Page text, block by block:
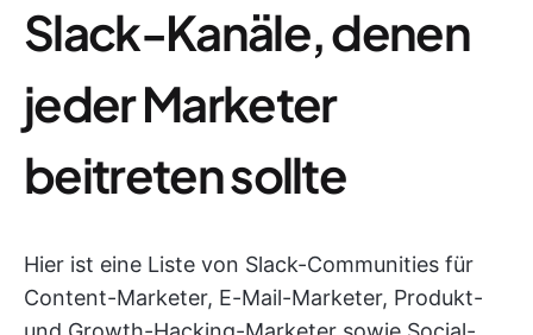
Slack-Kanäle, denen
jeder Marketer
beitreten sollte
Hier ist eine Liste von Slack-Communities für
Content-Marketer, E-Mail-Marketer, Produkt-